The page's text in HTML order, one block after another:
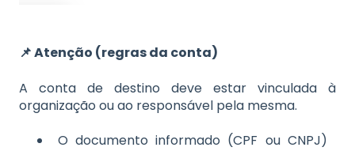
📌 Atenção (regras da conta)
A conta de destino deve estar vinculada à
organização ou ao responsável pela mesma.
O documento informado (CPF ou CNPJ)